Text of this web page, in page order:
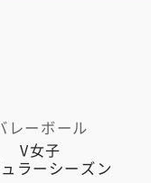
レーボール
V女子
ラーシーズン